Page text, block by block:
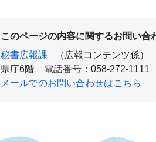
このページの内容に関するお問い合
秘書広報課
（広報コンテンツ係）
県庁6階
電話番号：058-272-1111
メールでのお問い合わせはこちら